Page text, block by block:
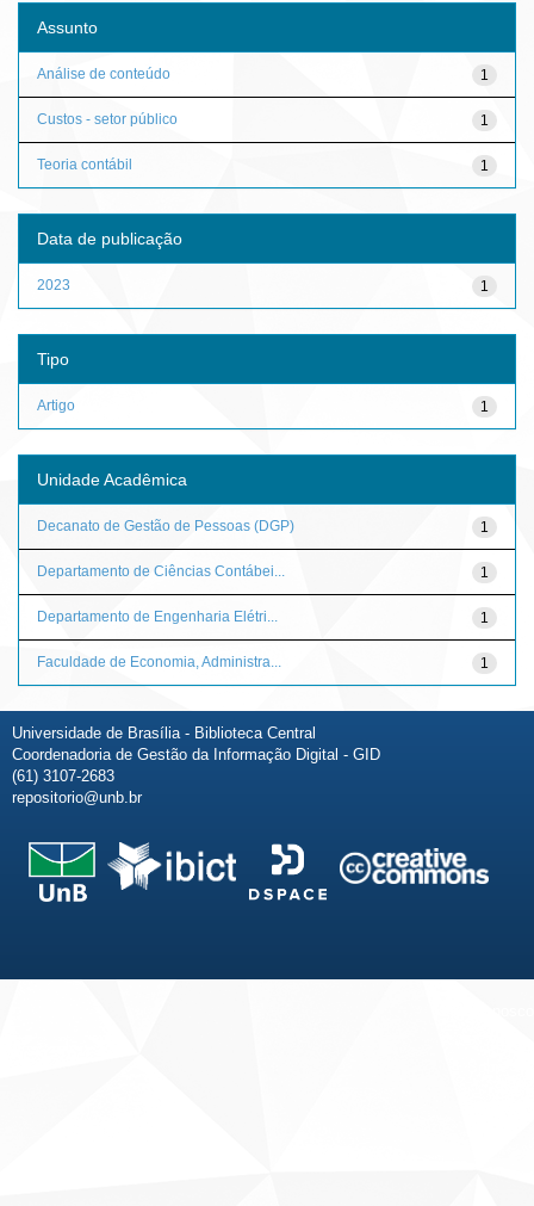
Assunto
1
Análise de conteúdo
1
Custos - setor público
1
Teoria contábil
Data de publicação
1
2023
Tipo
1
Artigo
Unidade Acadêmica
1
Decanato de Gestão de Pessoas (DGP)
1
Departamento de Ciências Contábei...
1
Departamento de Engenharia Elétri...
1
Faculdade de Economia, Administra...
Universidade de Brasília - Biblioteca Central
Coordenadoria de Gestão da Informação Digital - GID
(61) 3107-2683
repositorio@unb.br